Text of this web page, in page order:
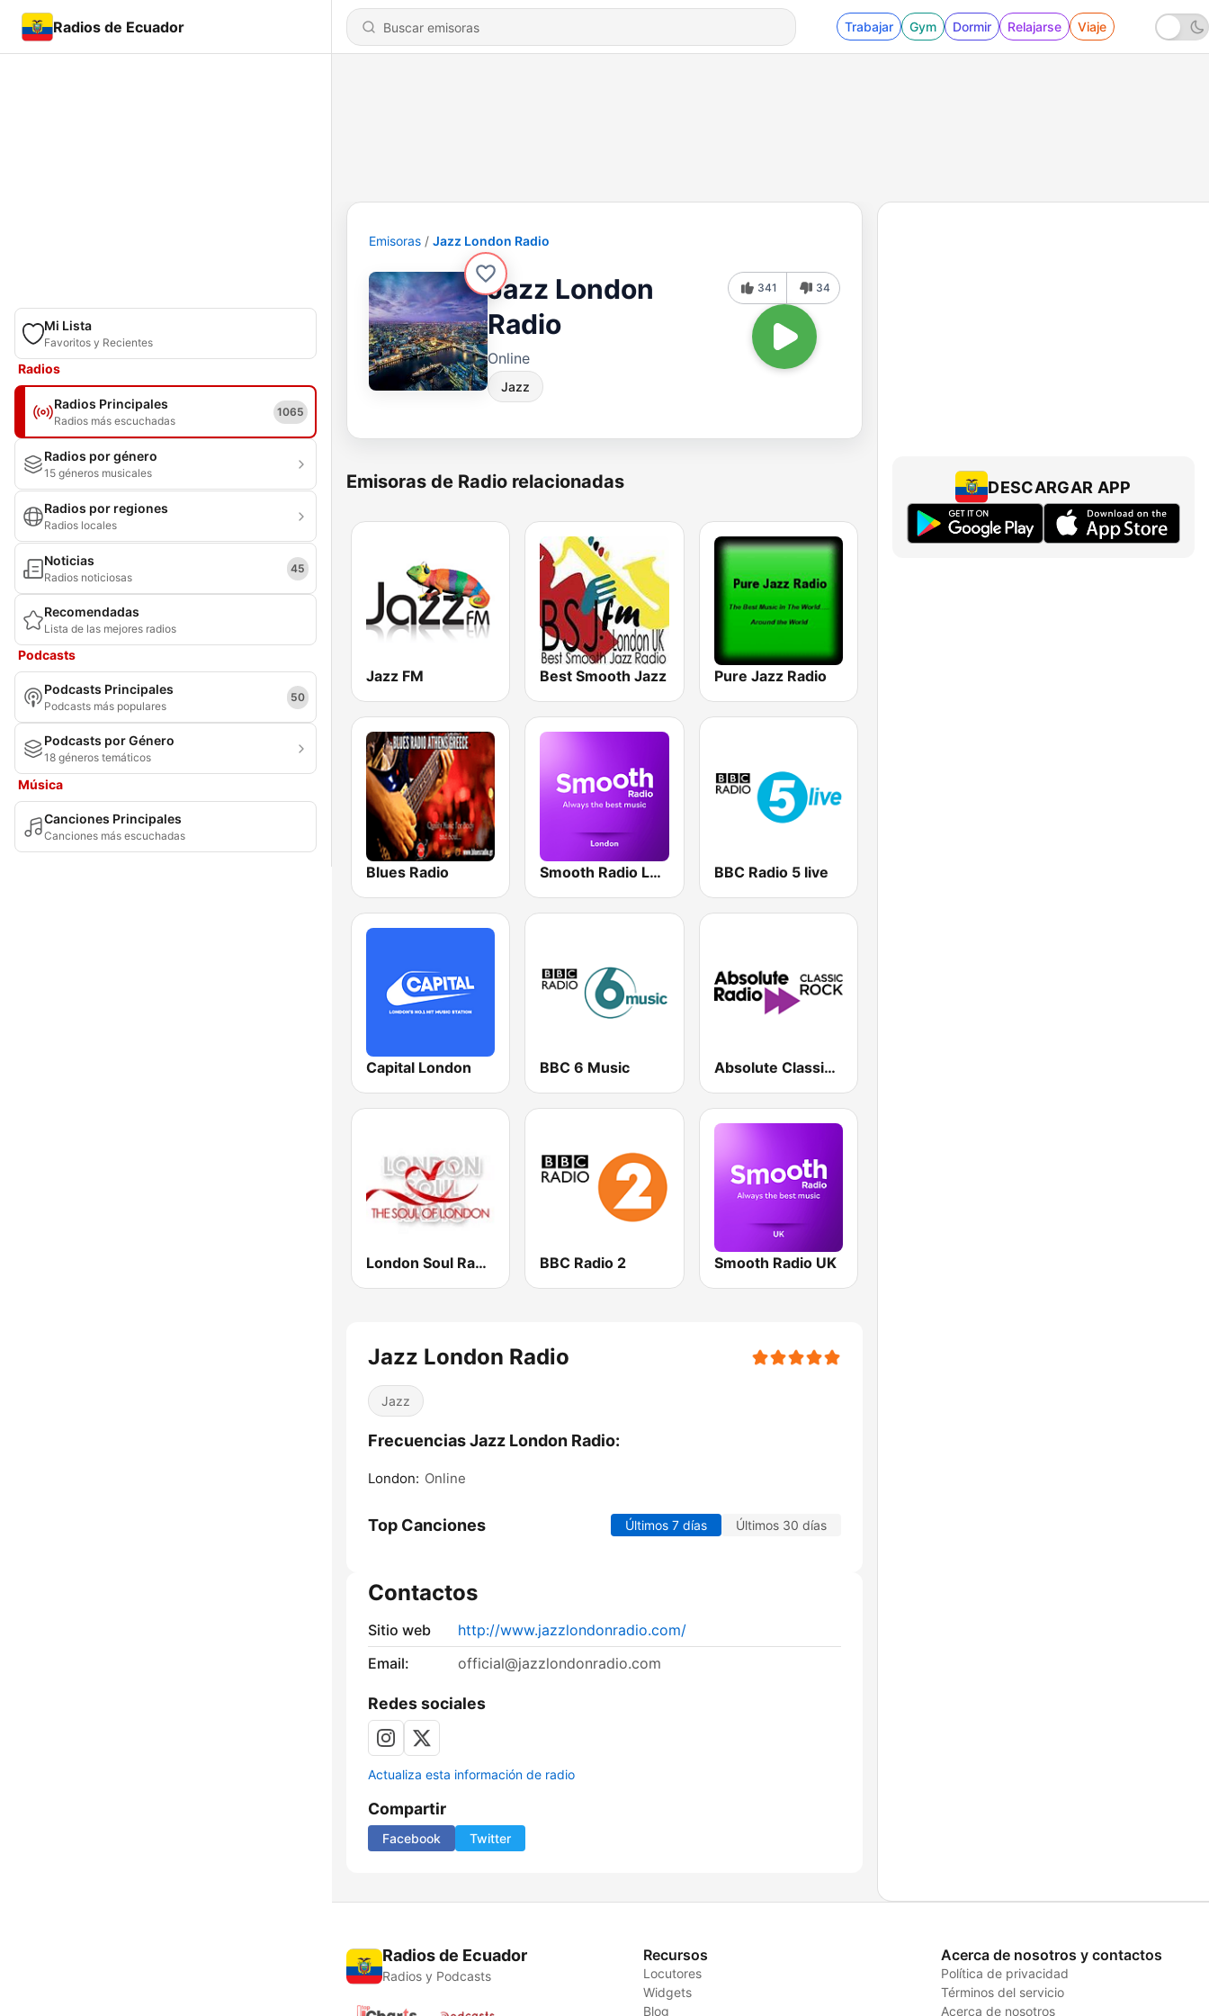
Radios de Ecuador Trabajar Gym Dormir Relajarse Viaje
Mi Lista
Favoritos y Recientes
Radios
Radios Principales
Radios más escuchadas
1065
Radios por género
15 géneros musicales
Radios por regiones
Radios locales
Noticias
Radios noticiosas
45
Recomendadas
Lista de las mejores radios
Podcasts
Podcasts Principales
Podcasts más populares
50
Podcasts por Género
18 géneros temáticos
Música
Canciones Principales
Canciones más escuchadas
Emisoras Jazz London Radio
Jazz London
Radio
Online
Jazz
341 34
Emisoras de Radio relacionadas
Jazz FM Best Smooth Jazz Pure Jazz Radio
Blues Radio Smooth Radio London BBC Radio 5 live
Capital London BBC 6 Music Absolute Classic Rock
London Soul Radio BBC Radio 2 Smooth Radio UK
Jazz London Radio
Jazz
Frecuencias Jazz London Radio:
London: Online
Top Canciones Últimos 7 días Últimos 30 días
Contactos
Sitio web
http://www.jazzlondonradio.com/
Email:
official@jazzlondonradio.com
Redes sociales
Actualiza esta información de radio
Compartir
Facebook Twitter
DESCARGAR APP
Radios de Ecuador
Radios y Podcasts
Recursos
Locutores
Widgets
Blog
Acerca de nosotros y contactos
Política de privacidad
Términos del servicio
Acerca de nosotros